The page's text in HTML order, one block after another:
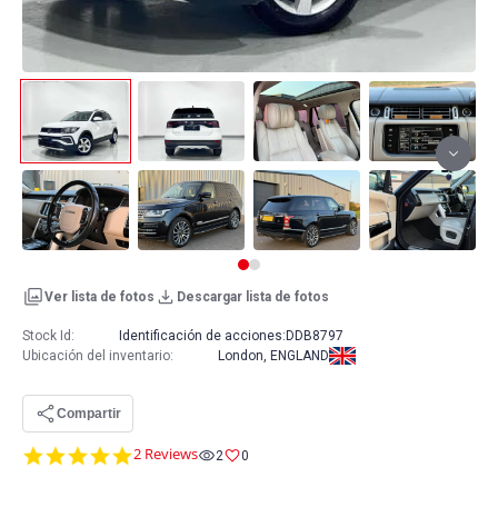
Ver lista de fotos Descargar lista de fotos
5.0
2 Reviews 2 0
Stock Id: Identificación de acciones: DDB8797
Ubicación del inventario: London, ENGLAND
Compartir